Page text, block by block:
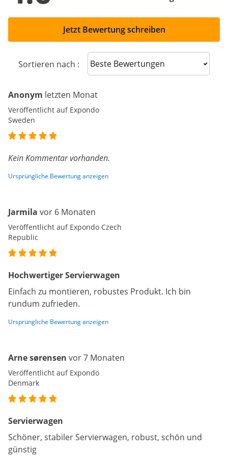
Jetzt Bewertung schreiben
Sortieren nach : Sort reviews
Anonym letzten Monat
Veröffentlicht auf Expondo
Sweden
Kein Kommentar vorhanden.
Ursprüngliche Bewertung anzeigen
Jarmila vor 6 Monaten
Veröffentlicht auf Expondo Czech
Republic
Hochwertiger Servierwagen
Einfach zu montieren, robustes Produkt. Ich bin
rundum zufrieden.
Ursprüngliche Bewertung anzeigen
Arne sørensen vor 7 Monaten
Veröffentlicht auf Expondo
Denmark
Servierwagen
Schöner, stabiler Servierwagen, robust, schön und
günstig